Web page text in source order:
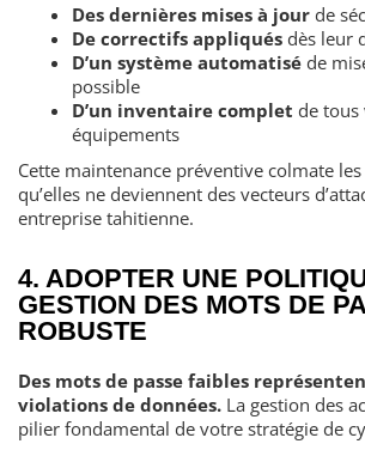
Des dernières mises à jour de
De correctifs appliqués dès leur
D’un système automatisé de
possible
D’un inventaire complet de tous
équipements
Cette maintenance préventive colmate
qu’elles ne deviennent des vecteurs
entreprise tahitienne.
4. ADOPTER UNE
GESTION DES MOTS DE
ROBUSTE
Des mots de passe faibles
violations de données. La gestion des
pilier fondamental de votre stratégie de